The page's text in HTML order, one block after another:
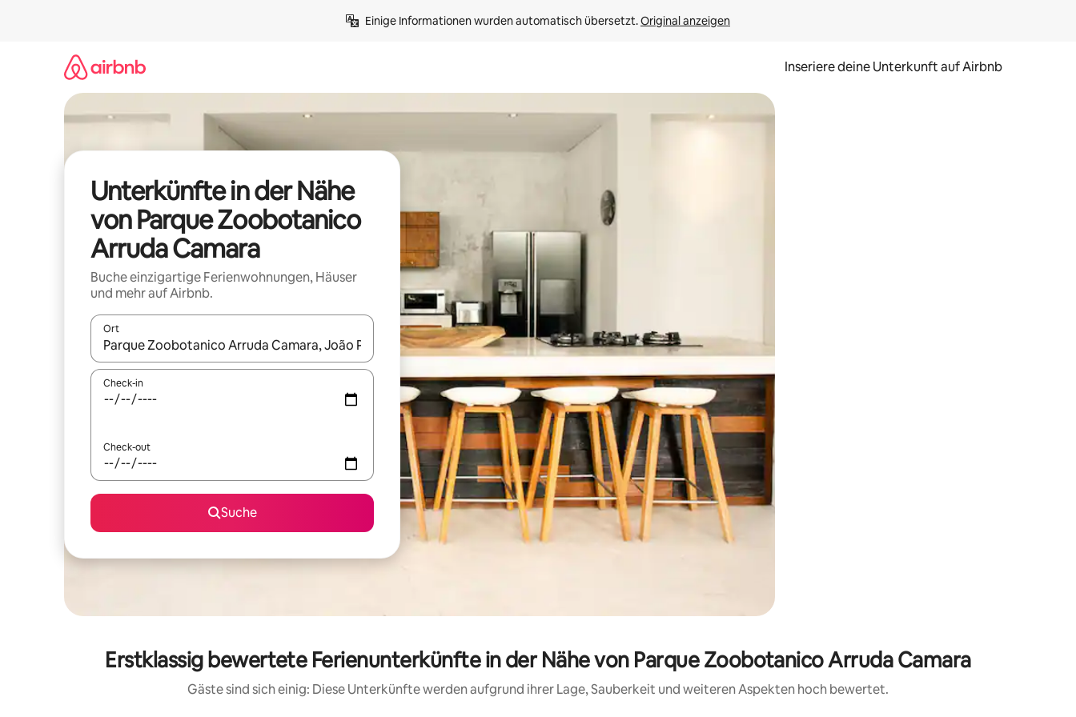
Einige Informationen wurden automatisch übersetzt. Original anzeigen
Inseriere deine Unterkunft auf Airbnb
Unterkünfte in der Nähe
von Parque Zoobotanico
Arruda Camara
Buche einzigartige Ferienwohnungen, Häuser
und mehr auf Airbnb.
Ort
Wenn Ergebnisse verfügbar sind, navigiere mit den Pfeiltasten nach oben und unten oder erkunde die Ergebnisse durch Berühren oder Wischgesten.
Check-in
Check-out
Suche
Erstklassig bewertete Ferienunterkünfte in der Nähe von Parque Zoobotanico Arruda Camara
Gäste sind sich einig: Diese Unterkünfte werden aufgrund ihrer Lage, Sauberkeit und weiteren Aspekten hoch bewertet.